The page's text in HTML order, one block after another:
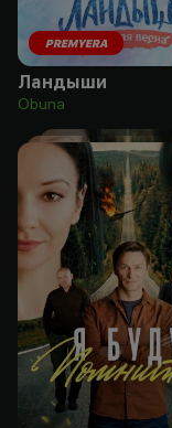
PREMYERA
Ландыши
Obuna